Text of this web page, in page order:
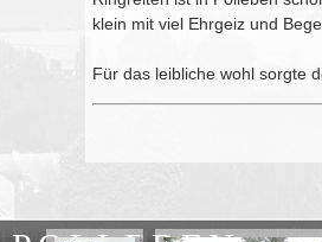
klein mit viel Ehrgeiz und
Für das leibliche wohl sorgte